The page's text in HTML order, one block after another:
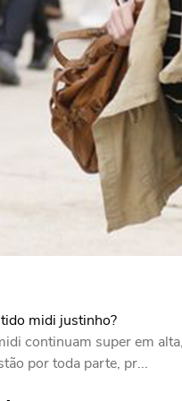
midi justinho?
continuam super em
por toda parte, pr...